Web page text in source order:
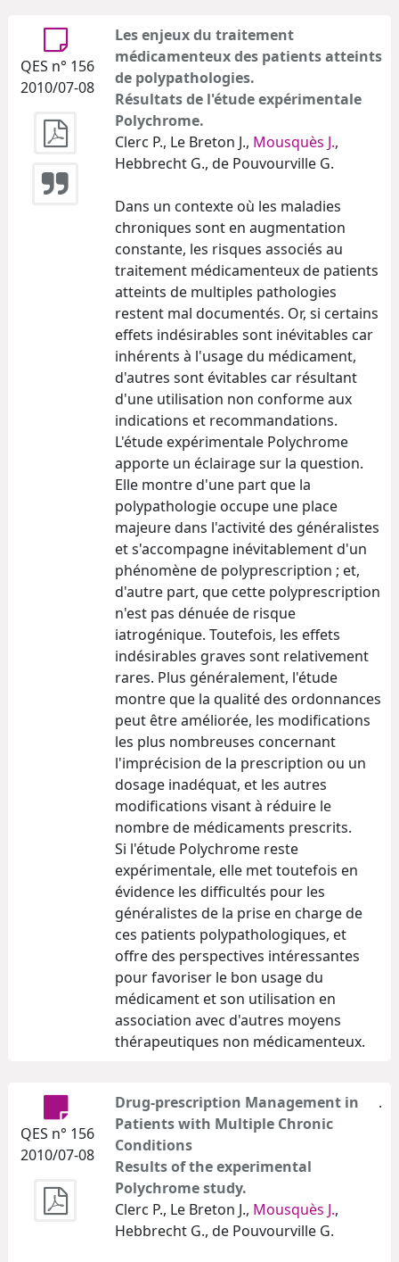
QES n° 156
2010/07-08
Les enjeux du traitement
médicamenteux des patients atteints
de polypathologies.
Résultats de l'étude expérimentale
Polychrome.
Clerc P., Le Breton J., Mousquès J.,
Hebbrecht G., de Pouvourville G.
Dans un contexte où les maladies
chroniques sont en augmentation
constante, les risques associés au
traitement médicamenteux de patients
atteints de multiples pathologies
restent mal documentés. Or, si certains
effets indésirables sont inévitables car
inhérents à l'usage du médicament,
d'autres sont évitables car résultant
d'une utilisation non conforme aux
indications et recommandations.
L'étude expérimentale Polychrome
apporte un éclairage sur la question.
Elle montre d'une part que la
polypathologie occupe une place
majeure dans l'activité des généralistes
et s'accompagne inévitablement d'un
phénomène de polyprescription ; et,
d'autre part, que cette polyprescription
n'est pas dénuée de risque
iatrogénique. Toutefois, les effets
indésirables graves sont relativement
rares. Plus généralement, l'étude
montre que la qualité des ordonnances
peut être améliorée, les modifications
les plus nombreuses concernant
l'imprécision de la prescription ou un
dosage inadéquat, et les autres
modifications visant à réduire le
nombre de médicaments prescrits.
Si l'étude Polychrome reste
expérimentale, elle met toutefois en
évidence les difficultés pour les
généralistes de la prise en charge de
ces patients polypathologiques, et
offre des perspectives intéressantes
pour favoriser le bon usage du
médicament et son utilisation en
association avec d'autres moyens
thérapeutiques non médicamenteux.
QES n° 156
2010/07-08
Drug-prescription Management in
Patients with Multiple Chronic
Conditions
Results of the experimental
Polychrome study.
Clerc P., Le Breton J., Mousquès J.,
Hebbrecht G., de Pouvourville G.
.